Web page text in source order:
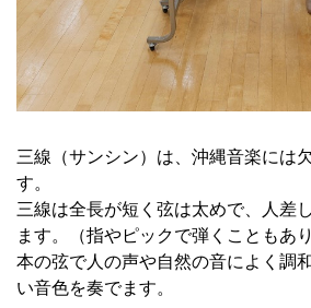
三線（サンシン）は、沖縄音楽には
す。
三線は全長が短く弦は太めで、人差
ます。（指やピックで弾くこともあ
本の弦で人の声や自然の音によく調
い音色を奏でます。